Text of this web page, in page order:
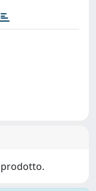
prodotto.